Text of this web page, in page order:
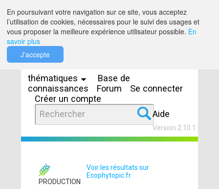
thématiques
Base de
connaissances
Forum
Se connecter
Créer un compte
Aide
Version 2.10.1
PRODUCTION
Voir les résultats sur
Ecophytopic.fr
En poursuivant votre navigation sur ce site, vous acceptez
l’utilisation de cookies, nécessaires pour le suivi des usages et
vous proposer la meilleure expérience utilisateur possible. En
savoir plus
J'accepte